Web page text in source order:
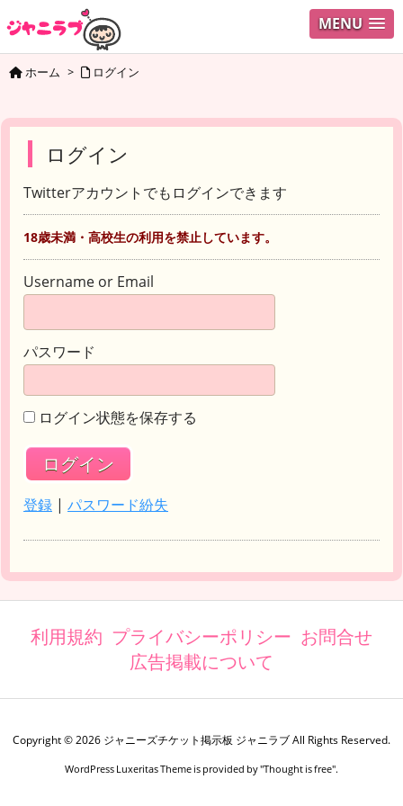
MENU
ホーム > ログイン
ログイン
Twitterアカウントでもログインできます
18歳未満・高校生の利用を禁止しています。
Username or Email
パスワード
ログイン状態を保存する
登録 | パスワード紛失
利用規約 プライバシーポリシー お問合せ
広告掲載について
Copyright ©2026 ジャニーズチケット掲示板 ジャニラブAll Rights Reserved.
WordPress Luxeritas Theme is provided by "Thought is free".